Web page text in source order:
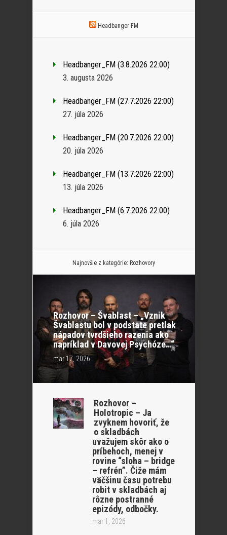
Headbanger FM
Headbanger_FM (3.8.2026 22:00)
3. augusta 2026
Headbanger_FM (27.7.2026 22:00)
27. júla 2026
Headbanger_FM (20.7.2026 22:00)
20. júla 2026
Headbanger_FM (13.7.2026 22:00)
13. júla 2026
Headbanger_FM (6.7.2026 22:00)
6. júla 2026
Najnovšie z kategórie: Rozhovory
Rozhovor – Švablast – „Vznik
Švablastu bol v podstate pretlak
nápadov tvrdšieho razenia ako
napríklad v Davovej Psychóze…“
mar 17, 2026
Rozhovor –
Holotropic – Ja
zvyknem hovoriť, že
o skladbách
uvažujem skôr ako o
príbehoch, menej v
rovine “sloha – bridge
– refrén”. Čiže mám
väčšinu času potrebu
robit v skladbách aj
rôzne postranné
epizódy, odbočky.
mar 1, 2026